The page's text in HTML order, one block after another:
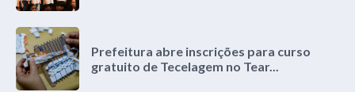
Prefeitura abre inscrições para curso
gratuito de Tecelagem no Tear...